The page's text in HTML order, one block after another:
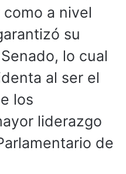
a nivel
su
lo cual
al ser el
los
liderazgo
de